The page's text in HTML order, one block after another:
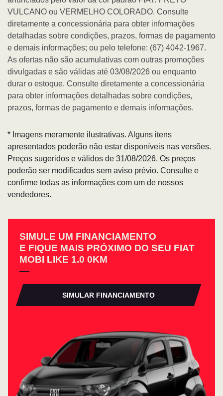
VULCANO ou VERMELHO COLORADO. Consulte
diretamente a concessionária para obter informações
detalhadas sobre condições, prazos, formas de pagamento
e demais informações; ou pelo telefone: (67) 4042-1967.
As ofertas não são acumulativas com outras promoções
divulgadas e são válidas até 03/08/2026 ou enquanto
durar o estoque. Consulte diretamente a concessionária
para obter informações detalhadas sobre condições,
prazos, formas de pagamento e demais informações.
* Imagens meramente ilustrativas. Alguns itens
apresentados poderão não estar disponíveis nas versões.
Preços sugeridos e válidos de 31/08/2026. Os preços
poderão ser modificados sem aviso prévio. Consulte e
confirme todas as informações com um de nossos
vendedores.
SIMULE UM FINANCIAMENTO
E FIQUE MAIS PRÓXIMO DO SEU FIAT
MOBI LIKE 1.0 0KM
SIMULAR FINANCIAMENTO